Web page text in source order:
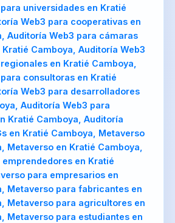
universidades en Kratié
Web3 para cooperativas en
Auditoría Web3 para cámaras
Camboya, Auditoría Web3
en Kratié Camboya,
consultoras en Kratié
Web3 para desarrolladores
Auditoría Web3 para
Kratié Camboya, Auditoría
en Kratié Camboya, Metaverso
Metaverso en Kratié Camboya,
en Kratié
para empresarios en
Metaverso para fabricantes en
Metaverso para agricultores en
Metaverso para estudiantes en